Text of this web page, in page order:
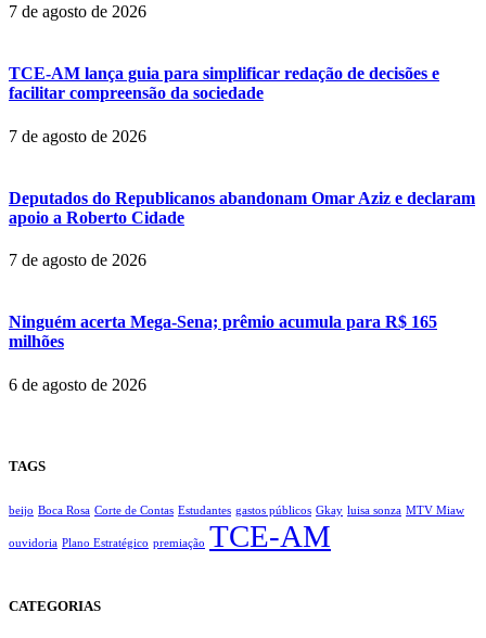
7 de agosto de 2026
TCE-AM lança guia para simplificar redação de decisões e
facilitar compreensão da sociedade
7 de agosto de 2026
Deputados do Republicanos abandonam Omar Aziz e declaram
apoio a Roberto Cidade
7 de agosto de 2026
Ninguém acerta Mega-Sena; prêmio acumula para R$ 165
milhões
6 de agosto de 2026
TAGS
beijo Boca Rosa Corte de Contas Estudantes gastos públicos Gkay luisa sonza MTV Miaw
ouvidoria Plano Estratégico premiação TCE-AM
CATEGORIAS